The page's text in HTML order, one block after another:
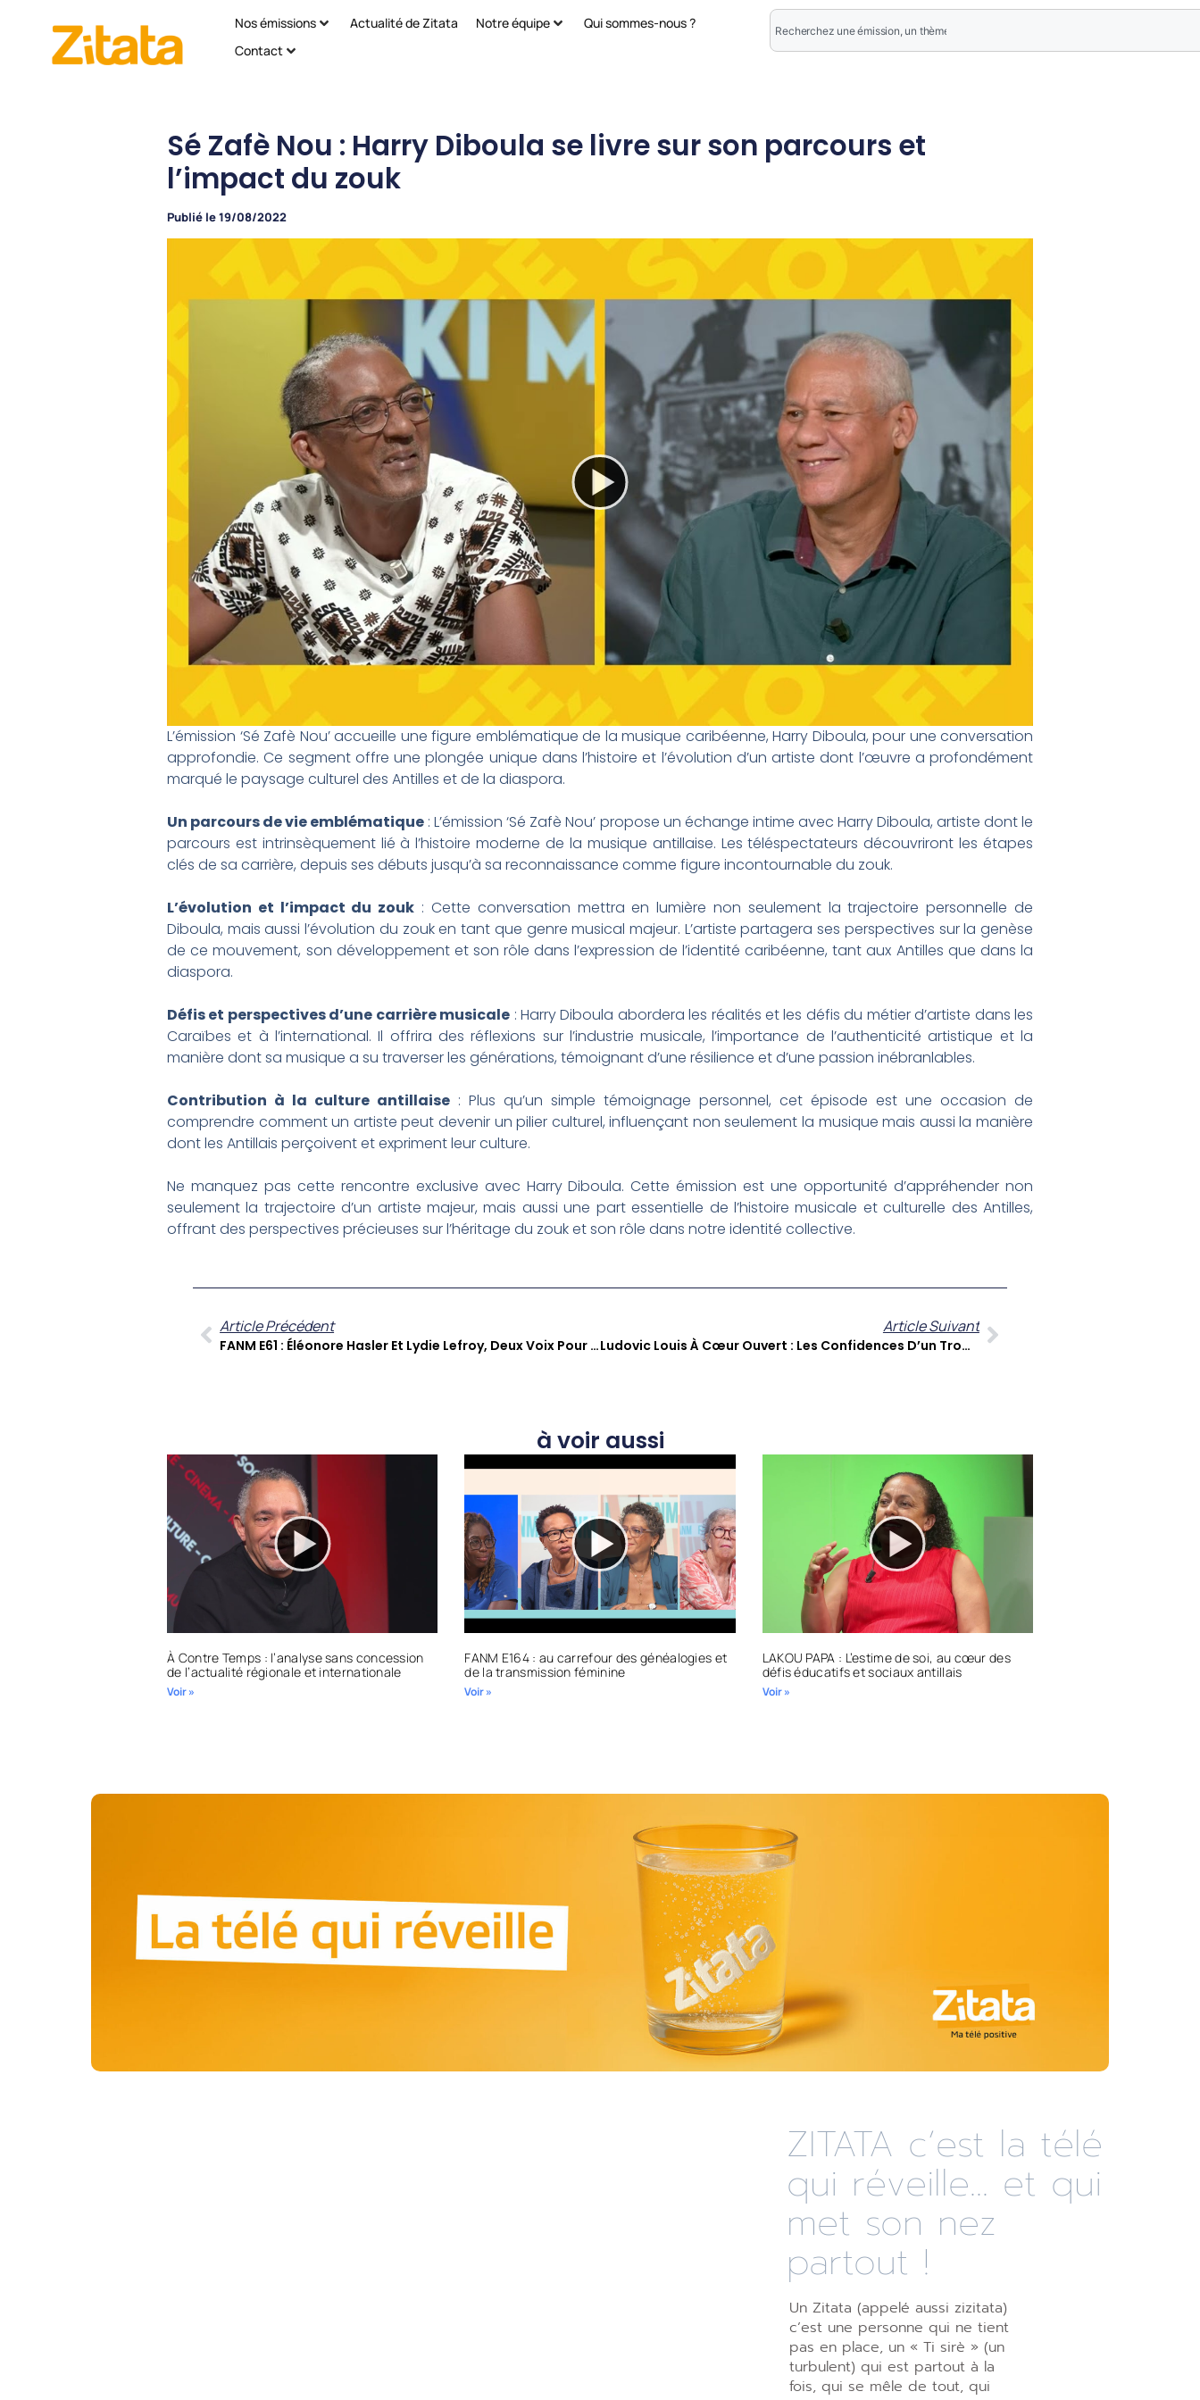
Nos émissions Actualité de Zitata Notre équipe
Qui sommes-nous ?
Contact
Sé Zafè Nou : Harry Diboula se livre sur son parcours et
l’impact du zouk
Publié le19/08/2022
L’émission ‘Sé Zafè Nou’ accueille une figure emblématique de la musique caribéenne, Harry Diboula, pour une conversation
approfondie. Ce segment offre une plongée unique dans l’histoire et l’évolution d’un artiste dont l’œuvre a profondément
marqué le paysage culturel des Antilles et de la diaspora.
Un parcours de vie emblématique : L’émission ‘Sé Zafè Nou’ propose un échange intime avec Harry Diboula, artiste dont le
parcours est intrinsèquement lié à l’histoire moderne de la musique antillaise. Les téléspectateurs découvriront les étapes
clés de sa carrière, depuis ses débuts jusqu’à sa reconnaissance comme figure incontournable du zouk.
L’évolution et l’impact du zouk : Cette conversation mettra en lumière non seulement la trajectoire personnelle de
Diboula, mais aussi l’évolution du zouk en tant que genre musical majeur. L’artiste partagera ses perspectives sur la genèse
de ce mouvement, son développement et son rôle dans l’expression de l’identité caribéenne, tant aux Antilles que dans la
diaspora.
Défis et perspectives d’une carrière musicale : Harry Diboula abordera les réalités et les défis du métier d’artiste dans les
Caraïbes et à l’international. Il offrira des réflexions sur l’industrie musicale, l’importance de l’authenticité artistique et la
manière dont sa musique a su traverser les générations, témoignant d’une résilience et d’une passion inébranlables.
Contribution à la culture antillaise : Plus qu’un simple témoignage personnel, cet épisode est une occasion de
comprendre comment un artiste peut devenir un pilier culturel, influençant non seulement la musique mais aussi la manière
dont les Antillais perçoivent et expriment leur culture.
Ne manquez pas cette rencontre exclusive avec Harry Diboula. Cette émission est une opportunité d’appréhender non
seulement la trajectoire d’un artiste majeur, mais aussi une part essentielle de l’histoire musicale et culturelle des Antilles,
offrant des perspectives précieuses sur l’héritage du zouk et son rôle dans notre identité collective.
Article Précédent
FANM E61 : Éléonore Hasler Et Lydie Lefroy, Deux Voix Pour L’empowerment En Martinique
Article Suivant
Ludovic Louis À Cœur Ouvert : Les Confidences D’un Trompettiste Caribéen Sur La Scène Musicale Internationale
à voir aussi
À Contre Temps : l’analyse sans concession
de l’actualité régionale et internationale
Voir »
FANM E164 : au carrefour des généalogies et
de la transmission féminine
Voir »
LAKOU PAPA : L’estime de soi, au cœur des
défis éducatifs et sociaux antillais
Voir »
ZITATA c’est la télé
qui réveille... et qui
met son nez
partout !
Un Zitata (appelé aussi zizitata)
c’est une personne qui ne tient
pas en place, un « Ti sirè » (un
turbulent) qui est partout à la
fois, qui se mêle de tout, qui